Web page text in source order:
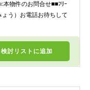
検討リスト に追加
物件のお問合せ■■ﾌﾘｰ
う）お電話お待ちして